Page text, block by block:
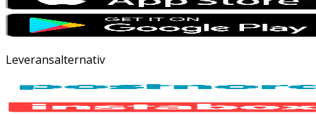
Leveransalternativ